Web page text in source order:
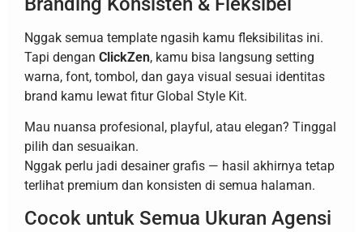
Nggak semua template ngasih kamu fleksibilitas ini.
Tapi dengan ClickZen, kamu bisa langsung setting
warna, font, tombol, dan gaya visual sesuai identitas
brand kamu lewat fitur Global Style Kit.
Mau nuansa profesional, playful, atau elegan? Tinggal
pilih dan sesuaikan.
Nggak perlu jadi desainer grafis — hasil akhirnya tetap
terlihat premium dan konsisten di semua halaman.
Cocok untuk Semua Ukuran Agensi